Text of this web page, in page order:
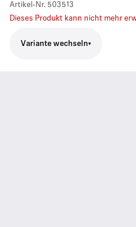
Artikel-Nr. 503513
Dieses Produkt kann nicht mehr
Variante wechseln